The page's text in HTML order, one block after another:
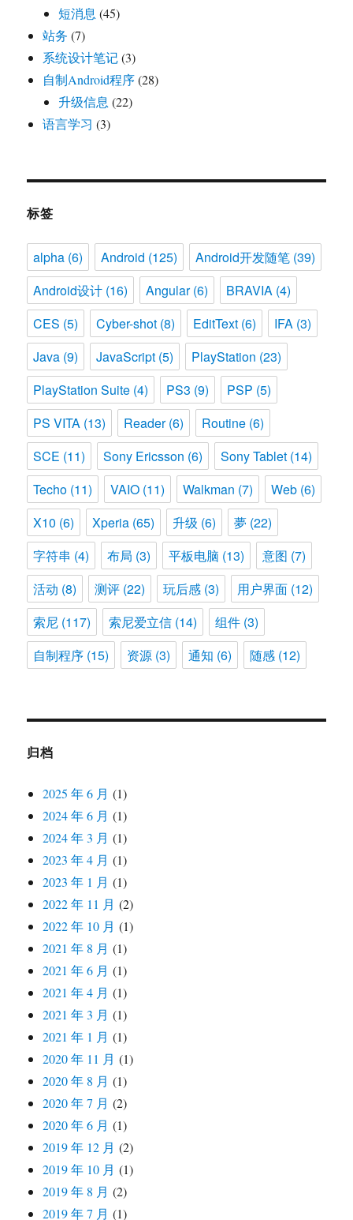
短消息 (45)
站务 (7)
系统设计笔记(3)
自制Android程序(28)
升级信息 (22)
语言学习 (3)
标签
alpha (6) Android (125) Android开发随笔 (39)
Android设计 (16) Angular(6) BRAVIA (4)
CES (5) Cyber-shot (8) EditText (6) IFA (3)
Java (9) JavaScript (5) PlayStation (23)
PlayStation Suite (4) PS3 (9) PSP (5)
PS VITA (13) Reader(6) Routine (6)
SCE (11) Sony Ericsson (6) Sony Tablet (14)
Techo (11) VAIO (11) Walkman (7) Web (6)
X10 (6) Xperia (65) 升级 (6) 夢 (22)
字符串 (4) 布局 (3) 平板电脑 (13) 意图 (7)
活动 (8) 测评 (22) 玩后感 (3) 用户界面 (12)
索尼 (117) 索尼爱立信 (14) 组件 (3)
自制程序 (15) 资源 (3) 通知 (6) 随感 (12)
归档
2025 年 6 月 (1)
2024 年 6 月 (1)
2024 年 3 月 (1)
2023 年 4 月 (1)
2023 年 1 月 (1)
2022 年 11 月 (2)
2022 年 10 月 (1)
2021 年 8 月 (1)
2021 年 6 月 (1)
2021 年 4 月 (1)
2021 年 3 月 (1)
2021 年 1 月 (1)
2020 年 11 月 (1)
2020 年 8 月 (1)
2020 年 7 月 (2)
2020 年 6 月 (1)
2019 年 12 月 (2)
2019 年 10 月 (1)
2019 年 8 月 (2)
2019 年 7 月 (1)